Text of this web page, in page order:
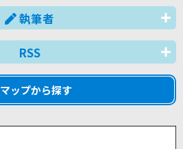
執筆者
RSS
マップから探す